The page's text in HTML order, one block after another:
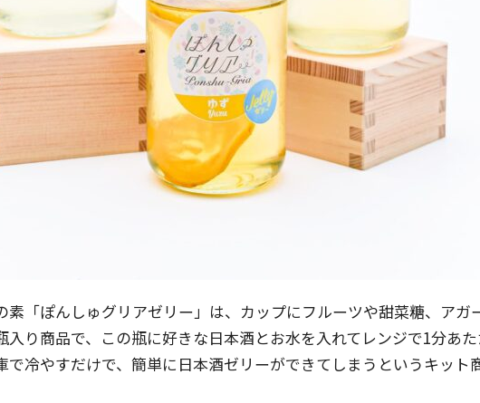
素「ぽんしゅグリアゼリー」は、カップにフルーツや甜菜糖、アガ
入り商品で、この瓶に好きな日本酒とお水を入れてレンジで1分あ
で冷やすだけで、簡単に日本酒ゼリーができてしまうというキット